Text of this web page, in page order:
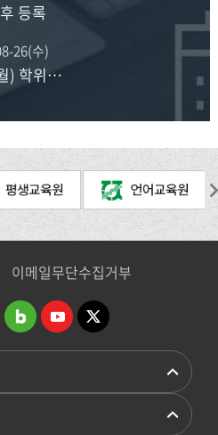
등록
26(수)
제74회 후기('26년 8월) 학위수여식
이메일무단수집거부